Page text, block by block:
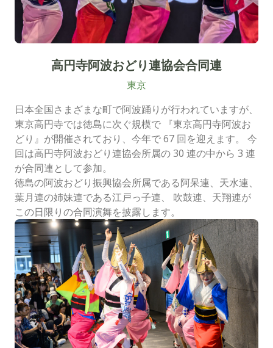
高円寺阿波おどり連協会合同連
東京
日本全国さまざまな町で阿波踊りが行われていますが、
東京高円寺では徳島に次ぐ規模で 『東京高円寺阿波お
どり』が開催されており、今年で 67 回を迎えます。 今
回は高円寺阿波おどり連協会所属の 30 連の中から 3 連
が合同連として参加。
徳島の阿波おどり振興協会所属である阿呆連、天水連、
葉月連の姉妹連である江戸っ子連、 吹鼓連、天翔連が
この日限りの合同演舞を披露します。